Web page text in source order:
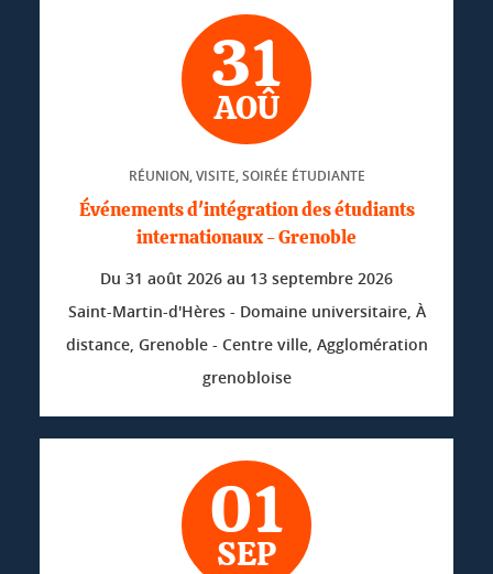
31
AOÛ
RÉUNION, VISITE, SOIRÉE ÉTUDIANTE
Événements d'intégration des étudiants
internationaux - Grenoble
Du 31 août 2026 au 13 septembre 2026
Saint-Martin-d'Hères - Domaine universitaire, À
distance, Grenoble - Centre ville, Agglomération
grenobloise
01
SEP